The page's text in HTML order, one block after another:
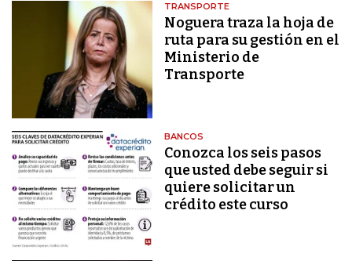
TRANSPORTE
Noguera traza la hoja de
ruta para su gestión en el
Ministerio de
Transporte
BANCOS
Conozca los seis pasos
que usted debe seguir si
quiere solicitar un
crédito este curso